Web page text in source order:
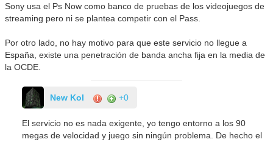
Sony usa el Ps Now como banco de pruebas de los videojuegos de
streaming pero ni se plantea competir con el Pass.
Por otro lado, no hay motivo para que este servicio no llegue a
España, existe una penetración de banda ancha fija en la media de
la OCDE.
New Kol +0
El servicio no es nada exigente, yo tengo entorno a los 90
megas de velocidad y juego sin ningún problema. De hecho el